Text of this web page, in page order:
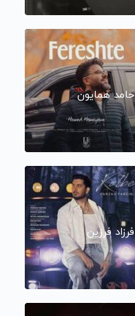
حامد همایون
فرزاد فرزین